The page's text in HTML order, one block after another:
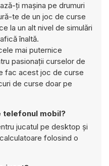
ți mașina pe drumuri
te de un joc de curse
la un alt nivel de simulări
înaltă.
mai puternice
pasionații curselor de
fac acest joc de curse
de curse doar pe
telefonul mobil?
jucatul pe desktop și
folosind o